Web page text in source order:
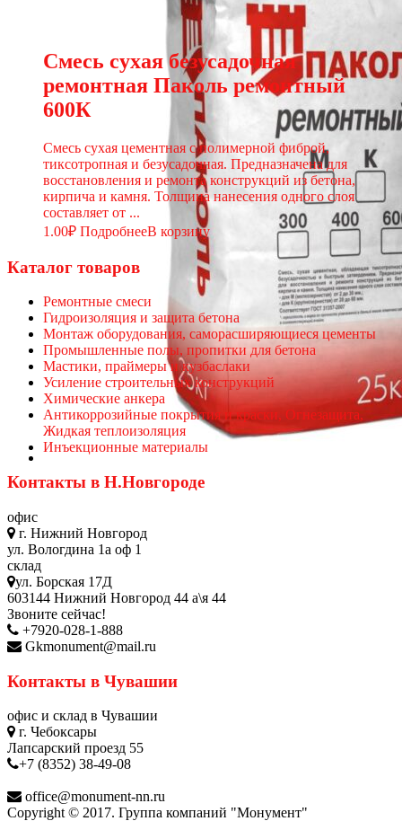
Смесь сухая безусадочная
ремонтная Паколь ремонтный
600К
Смесь сухая цементная с полимерной фиброй,
тиксотропная и безусадочная. Предназначена для
восстановления и ремонта конструкций из бетона,
кирпича и камня. Толщина нанесения одного слоя
составляет от ...
1.00₽ ПодробнееВ корзину
Каталог товаров
Ремонтные смеси
Гидроизоляция и защита бетона
Монтаж оборудования, саморасширяющиеся цементы
Промышленные полы, пропитки для бетона
Мастики, праймеры и кузбаслаки
Усиление строительных конструкций
Химические анкера
Антикоррозийные покрытия и краски, Огнезащита,
Жидкая теплоизоляция
Инъекционные материалы
Контакты в Н.Новгороде
офис
г. Нижний Новгород
ул. Вологдина 1а оф 1
склад
ул. Борская 17Д
603144 Нижний Новгород 44 а\я 44
Звоните сейчас!
+7920-028-1-888
Gkmonument@mail.ru
Контакты в Чувашии
офис и склад в Чувашии
г. Чебоксары
Лапсарский проезд 55
+7 (8352) 38-49-08
office@monument-nn.ru
Copyright © 2017. Группа компаний "Монумент"